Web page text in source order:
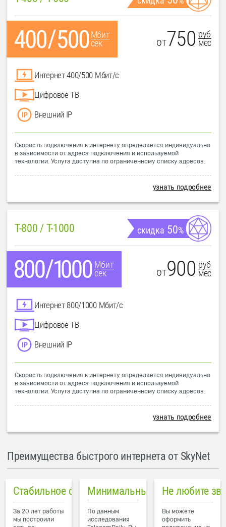
Мбит
сек
от750 руб
мес
Интернет 400/500 Мбит/с
Цифровое ТВ
Внешний IP
Скорость подключения к интернету определяется индивидуально
в зависимости от адреса подключения и используемой
технологии. Услуга доступна по ограниченному списку адресов.
узнать подробнее
T-800 / T-1000 скидка 50%
Мбит
сек
от900 руб
мес
Интернет 800/1000 Мбит/с
Цифровое ТВ
Внешний IP
Скорость подключения к интернету определяется индивидуально
в зависимости от адреса подключения и используемой
технологии. Услуга доступна по ограниченному списку адресов.
узнать подробнее
Преимущества быстрого интернета от SkyNet
Стабильное соединение
За 20 лет работы
мы построили
Минимальный пинг в городе
По данным
исследования
Не любите
Вы можете
оформить